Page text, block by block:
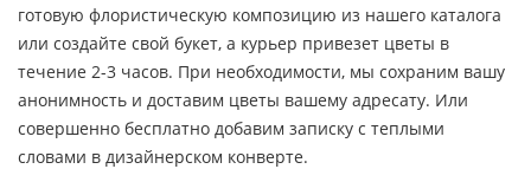
готовую флористическую композицию из нашего каталога
или создайте свой букет, а курьер привезет цветы в
течение 2-3 часов. При необходимости, мы сохраним вашу
анонимность и доставим цветы вашему адресату. Или
совершенно бесплатно добавим записку с теплыми
словами в дизайнерском конверте.